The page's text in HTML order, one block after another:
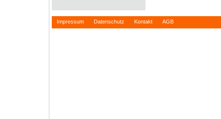
Impressum Datenschutz Kontakt AGB